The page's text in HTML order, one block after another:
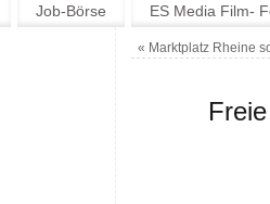
Job-Börse ES Media Film-
« Marktplatz Rheine